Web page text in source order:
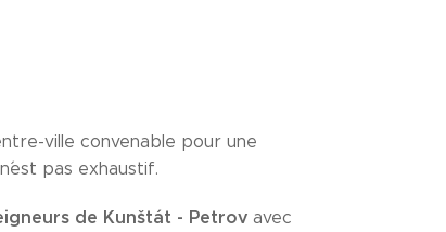
ville convenable pour une
pas exhaustif.
de Kunštát - Petrov avec